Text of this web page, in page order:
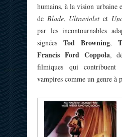
humains, à la vision urbaine
de Blade, Ultraviolet et
par les incontournables
signées Tod Browning,
Francis Ford Coppola,
filmiques qui
vampires comme un genre à